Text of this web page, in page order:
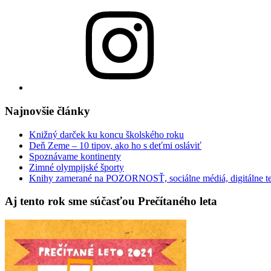
Najnovšie články
Knižný darček ku koncu školského roku
Deň Zeme – 10 tipov, ako ho s deťmi osláviť
Spoznávame kontinenty
Zimné olympijské športy
Knihy zamerané na POZORNOSŤ, sociálne médiá, digitálne
Aj tento rok sme súčasťou Prečítaného leta